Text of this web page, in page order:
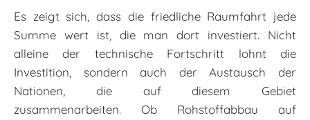
Es zeigt sich, dass die friedliche Raumfahrt jede
Summe wert ist, die man dort investiert. Nicht
alleine der technische Fortschritt lohnt die
Investition, sondern auch der Austausch der
Nationen, die auf diesem Gebiet
zusammenarbeiten. Ob Rohstoffabbau auf